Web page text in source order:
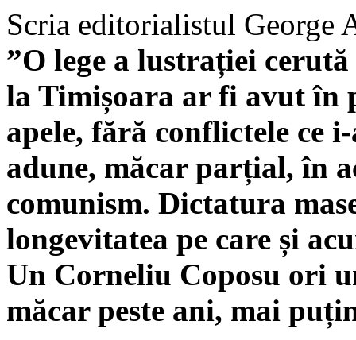
Scria editorialistul George
”O lege a lustrației
la Timișoara ar fi avut în
apele, fără conflictele ce
adune, măcar parțial, în
comunism. Dictatura
longevitatea pe care și
Un Corneliu Coposu ori
măcar peste ani, mai